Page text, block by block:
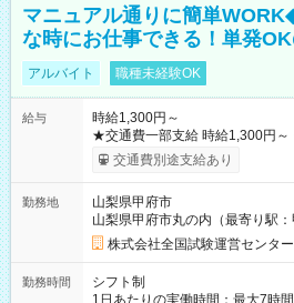
マニュアル通りに簡単
な時にお仕事できる！単発
アルバイト 職種未経験OK
給与
時給1,300円～
★交通費一部支給 時給1,300円～ ※試験・役割により手当あり
※勤務回数により昇給あり 【即
り！】 希望される場合、勤務か
例】 ・河合塾模擬試験 8:30～
×8時間＝日収10,400円＋交通費
円の場合あり ・国家試験 7:00～
円（役割手当＋100円）×6時間＝日収
間】試用期間なし
交通費別途支給あり
勤務地
山梨県甲府市
山梨県甲府市丸の内（最寄り駅：
株式会社全国試験運営センター
勤務時間
シフト制
1日あたりの実働時間：最大7時